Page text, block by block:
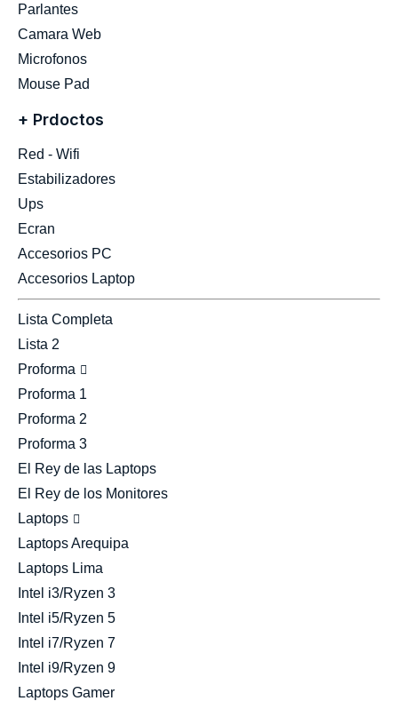
Parlantes
Camara Web
Microfonos
Mouse Pad
+ Prdoctos
Red - Wifi
Estabilizadores
Ups
Ecran
Accesorios PC
Accesorios Laptop
Lista Completa
Lista 2
Proforma
Proforma 1
Proforma 2
Proforma 3
El Rey de las Laptops
El Rey de los Monitores
Laptops
Laptops Arequipa
Laptops Lima
Intel i3/Ryzen 3
Intel i5/Ryzen 5
Intel i7/Ryzen 7
Intel i9/Ryzen 9
Laptops Gamer